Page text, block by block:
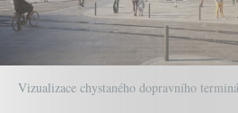
Vizualizace chystaného dopravního